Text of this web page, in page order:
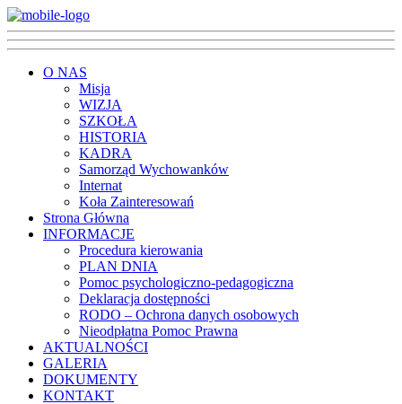
O NAS
Misja
WIZJA
SZKOŁA
HISTORIA
KADRA
Samorząd Wychowanków
Internat
Koła Zainteresowań
Strona Główna
INFORMACJE
Procedura kierowania
PLAN DNIA
Pomoc psychologiczno-pedagogiczna
Deklaracja dostępności
RODO – Ochrona danych osobowych
Nieodpłatna Pomoc Prawna
AKTUALNOŚCI
GALERIA
DOKUMENTY
KONTAKT